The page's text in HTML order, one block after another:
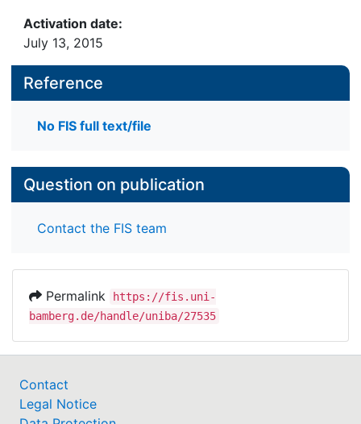
Activation date:
July 13, 2015
Reference
No FIS full text/file
Question on publication
Contact the FIS team
Permalink
https://fis.uni-
bamberg.de/handle/uniba/27535
Contact
Legal Notice